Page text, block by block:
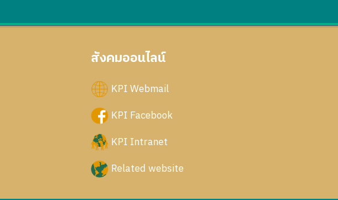
สังคมออนไลน์
KPI Webmail
KPI Facebook
KPI Intranet
Related website